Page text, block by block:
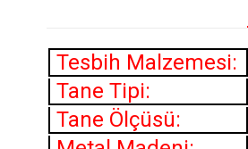
Tesbih Malzemesi:
Tane Tipi:
Tane Ölçüsü: